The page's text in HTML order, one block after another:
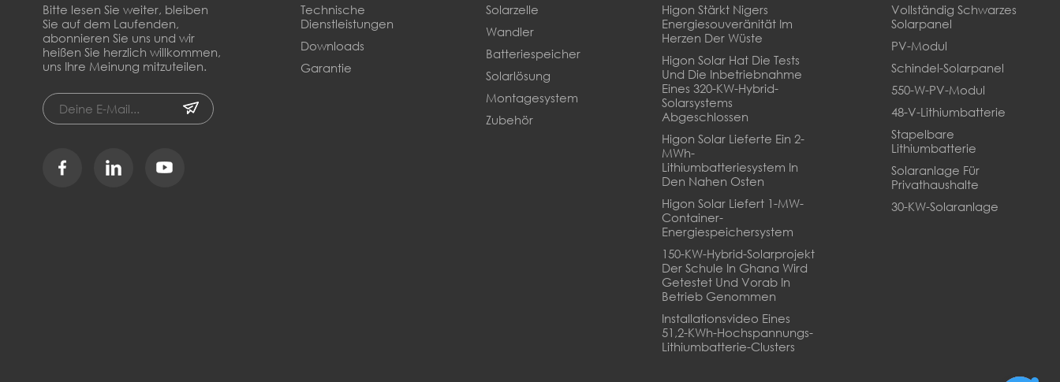
Bitte lesen Sie weiter, bleiben
Sie auf dem Laufenden,
abonnieren Sie uns und wir
heißen Sie herzlich willkommen,
uns Ihre Meinung mitzuteilen.
Technische
Dienstleistungen
Downloads
Garantie
Solarzelle
Wandler
Batteriespeicher
Solarlösung
Montagesystem
Zubehör
Higon Stärkt Nigers
Energiesouveränität Im
Herzen Der Wüste
Higon Solar Hat Die Tests
Und Die Inbetriebnahme
Eines 320-KW-Hybrid-
Solarsystems
Abgeschlossen
Higon Solar Lieferte Ein 2-
MWh-
Lithiumbatteriesystem In
Den Nahen Osten
Higon Solar Liefert 1-MW-
Container-
Energiespeichersystem
150-KW-Hybrid-Solarprojekt
Der Schule In Ghana Wird
Getestet Und Vorab In
Betrieb Genommen
Installationsvideo Eines
51,2-KWh-Hochspannungs-
Lithiumbatterie-Clusters
Vollständig Schwarzes
Solarpanel
PV-Modul
Schindel-Solarpanel
550-W-PV-Modul
48-V-Lithiumbatterie
Stapelbare
Lithiumbatterie
Solaranlage Für
Privathaushalte
30-KW-Solaranlage